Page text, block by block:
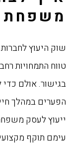
שוק היעוץ
טווח התמחויות
בגישור. אולם כדי
הפערים במהלך
ייעוץ לעסק
עימם תוקף